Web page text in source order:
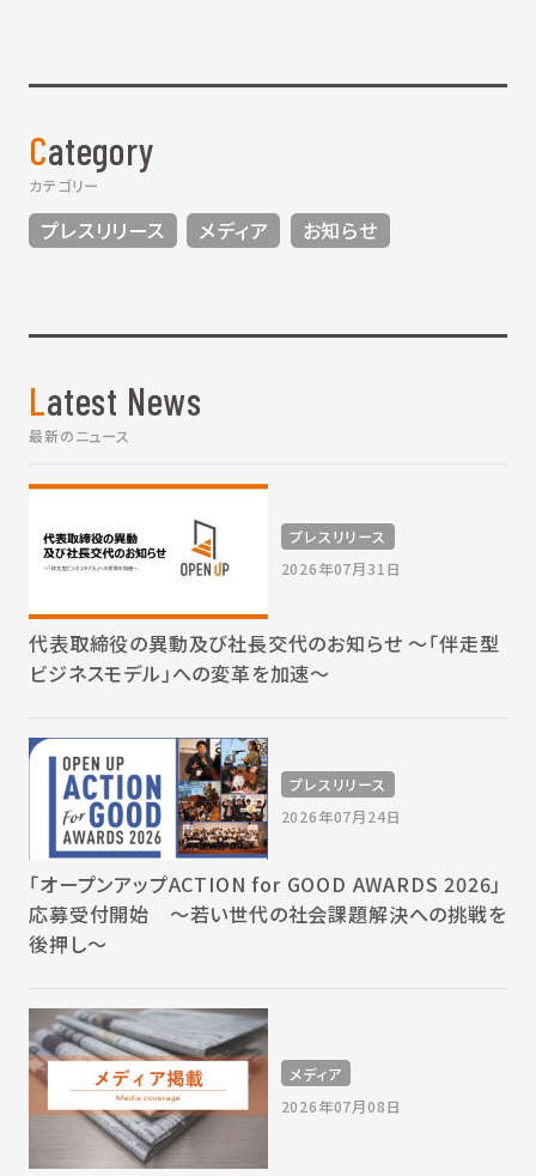
Category
カテゴリー
プレスリリース メディア お知らせ
Latest News
最新のニュース
プレスリリース
2026年07月31日
代表取締役の異動及び社長交代のお知らせ 〜「伴走型
ビジネスモデル」への変革を加速〜
プレスリリース
2026年07月24日
「オープンアップACTION for GOOD AWARDS 2026」
応募受付開始 〜若い世代の社会課題解決への挑戦を
後押し〜
メディア
2026年07月08日